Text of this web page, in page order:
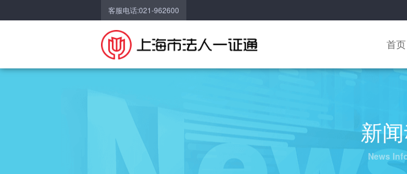
客服电话:021-962600
首页
新
News